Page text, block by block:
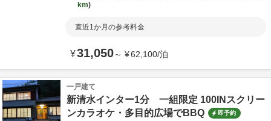
km
直近1か月の参考料金
¥31,050～ ¥62,100/泊
一戸建て
新清水インター1分 一組限定 100INスクリー
ンカラオケ・多目的広場でBBQ
即予約